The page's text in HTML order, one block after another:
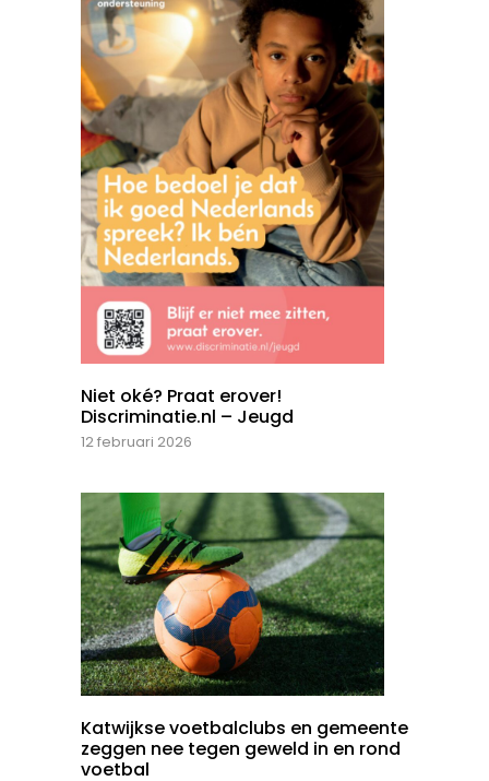
Niet oké? Praat erover!
Discriminatie.nl – Jeugd
12 februari 2026
Katwijkse voetbalclubs en gemeente
zeggen nee tegen geweld in en rond
voetbal